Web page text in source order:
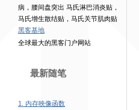
病，腰间盘突出 马氏淋巴消炎贴，
马氏增生散结贴，马氏关节肌肉贴
黑客基地
全球最大的黑客门户网站
最新随笔
1. 内存映像函数